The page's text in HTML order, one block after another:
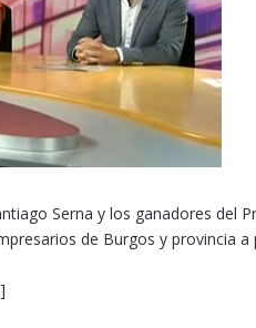
Serna y los ganadores del
de Burgos y provincia